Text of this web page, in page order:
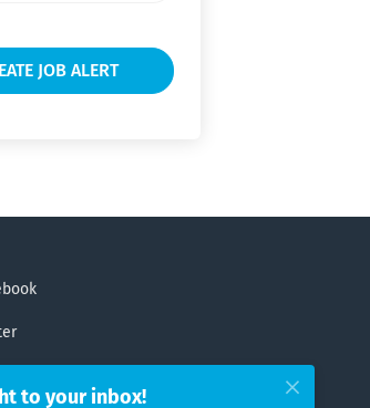
to your inbox!